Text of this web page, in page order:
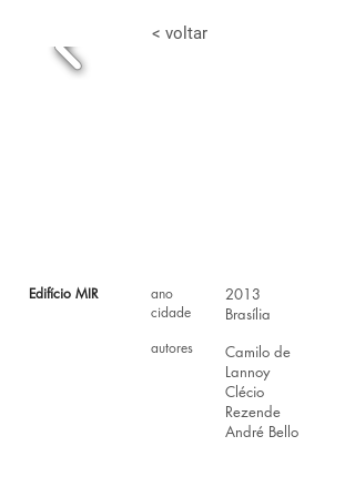
< voltar
Edifício MIR
ano
cidade
autores
2013
Brasília
Camilo de
Lannoy
Clécio
Rezende
André Bello